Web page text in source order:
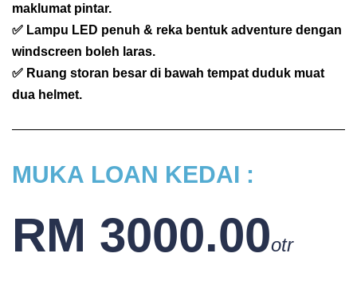
maklumat pintar.
✅ Lampu LED penuh & reka bentuk adventure dengan
windscreen boleh laras.
✅ Ruang storan besar di bawah tempat duduk muat
dua helmet.
MUKA LOAN KEDAI :
RM 3000.00otr